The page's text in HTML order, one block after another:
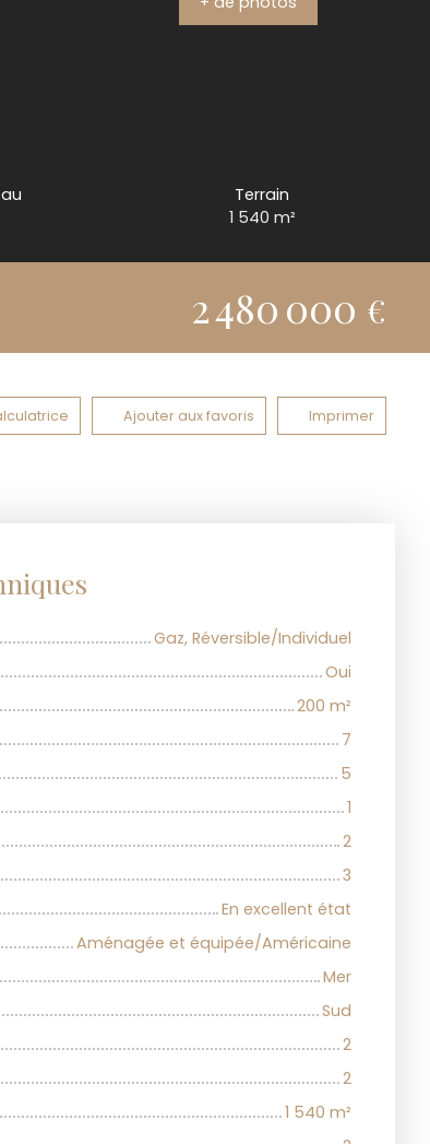
Terrain
1 540 m²
2 480 000 €
Ajouter aux favoris Imprimer
Gaz, Réversible/Individuel
Oui
200 m²
7
5
1
2
3
En excellent état
Aménagée et équipée/Américaine
Mer
Sud
2
2
1 540 m²